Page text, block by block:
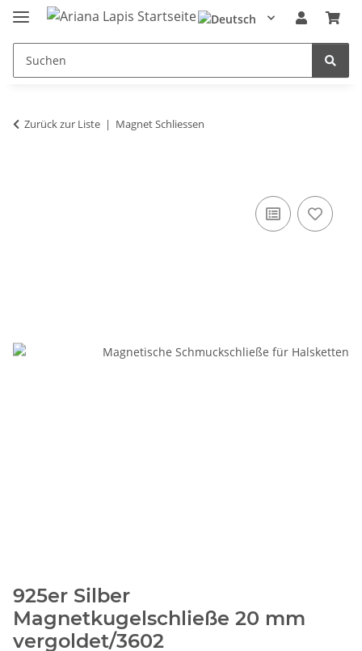
Zurück zur Liste Magnet Schliessen
925er Silber
Magnetkugelschließe 20 mm
vergoldet/3602